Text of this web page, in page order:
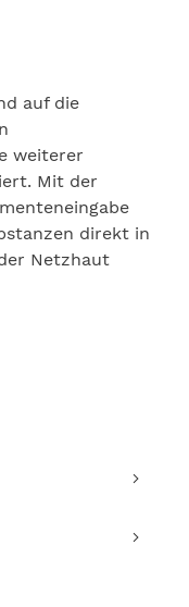
auf die
weiterer
Mit der
direkt in
Netzhaut